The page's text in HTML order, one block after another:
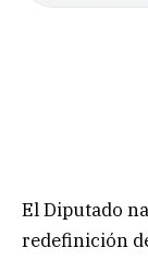
El Diputado
redefinición